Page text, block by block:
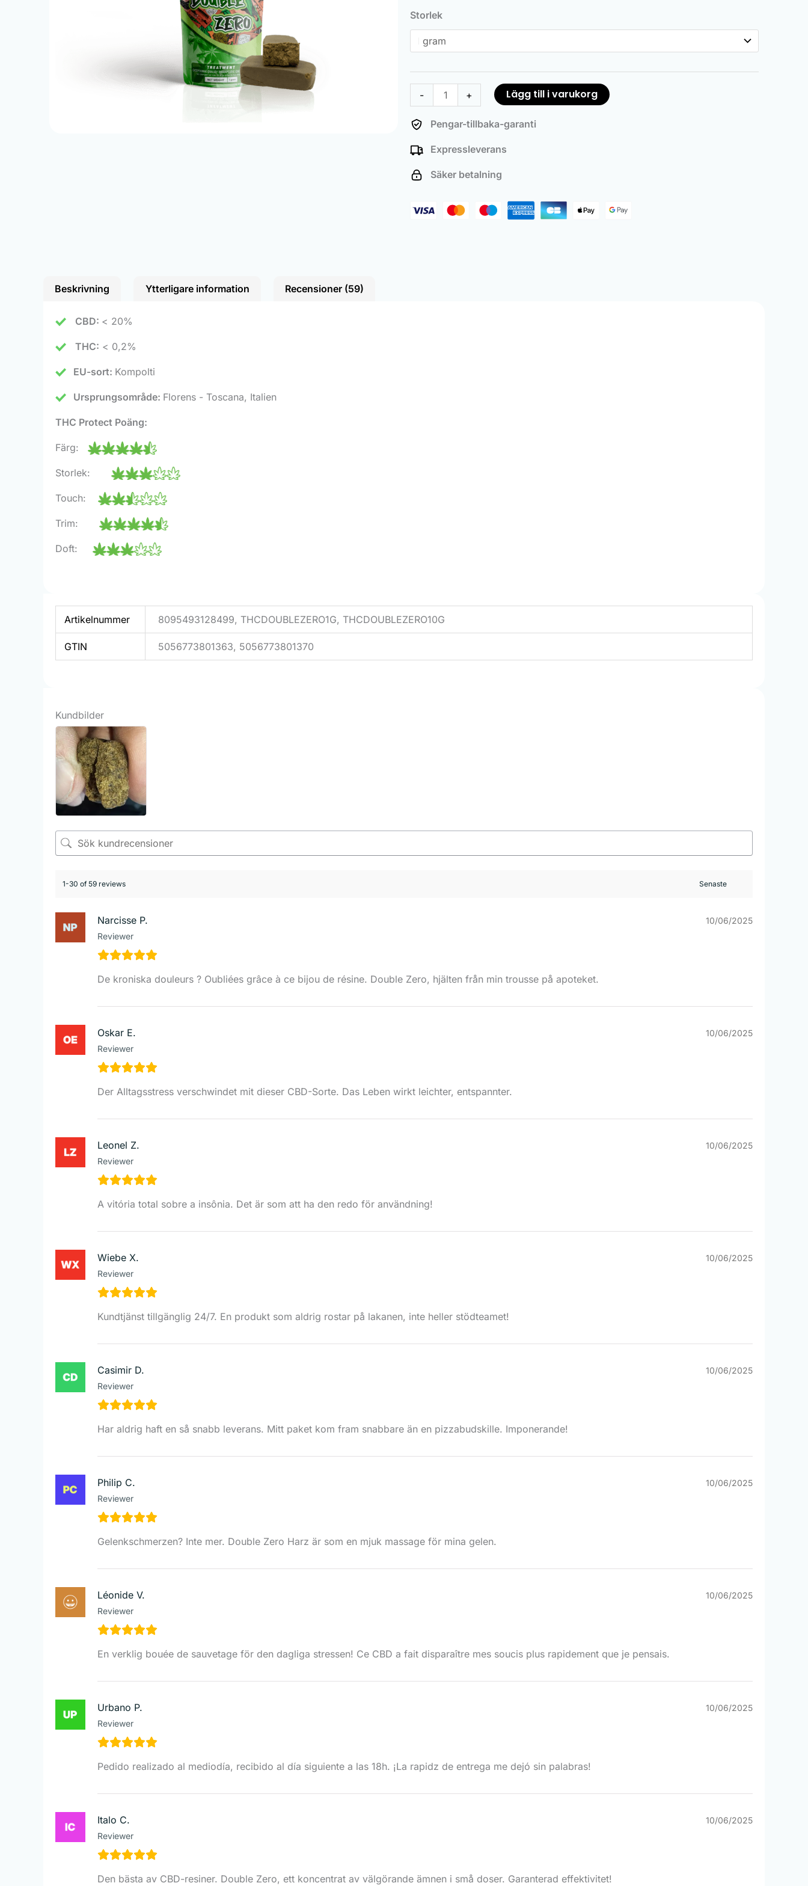
Storlek
-
Zero
+ Lägg till i varukorg
Pengar-tillbaka-garanti
Expressleverans
Säker betalning
Beskrivning Ytterligare information Recensioner (59)
CBD: < 20%
THC: < 0,2%
EU-sort: Kompolti
Ursprungsområde: Florens - Toscana, Italien
THC Protect Poäng:
Färg:
Storlek:
Touch:
Trim:
Doft:
Artikelnummer 8095493128499, THCDOUBLEZERO1G, THCDOUBLEZERO10G
GTIN 5056773801363, 5056773801370
Kundbilder
1-30 of 59 reviews
Narcisse P.
Reviewer
10/06/2025
De kroniska douleurs ? Oubliées grâce à ce bijou de résine. Double Zero, hjälten från min trousse på apoteket.
Oskar E.
Reviewer
10/06/2025
Der Alltagsstress verschwindet mit dieser CBD-Sorte. Das Leben wirkt leichter, entspannter.
Leonel Z.
Reviewer
10/06/2025
A vitória total sobre a insônia. Det är som att ha den redo för användning!
Wiebe X.
Reviewer
10/06/2025
Kundtjänst tillgänglig 24/7. En produkt som aldrig rostar på lakanen, inte heller stödteamet!
Casimir D.
Reviewer
10/06/2025
Har aldrig haft en så snabb leverans. Mitt paket kom fram snabbare än en pizzabudskille. Imponerande!
Philip C.
Reviewer
10/06/2025
Gelenkschmerzen? Inte mer. Double Zero Harz är som en mjuk massage för mina gelen.
Léonide V.
Reviewer
10/06/2025
En verklig bouée de sauvetage för den dagliga stressen! Ce CBD a fait disparaître mes soucis plus rapidement que je pensais.
Urbano P.
Reviewer
10/06/2025
Pedido realizado al mediodía, recibido al día siguiente a las 18h. ¡La rapidz de entrega me dejó sin palabras!
Italo C.
Reviewer
10/06/2025
Den bästa av CBD-resiner. Double Zero, ett koncentrat av välgörande ämnen i små doser. Garanterad effektivitet!